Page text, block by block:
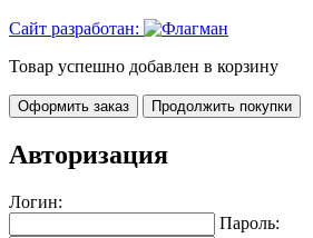
Сайт разработан:
Товар успешно добавлен в корзину
Оформить заказ Продолжить покупки
Авторизация
Логин:
Пароль: